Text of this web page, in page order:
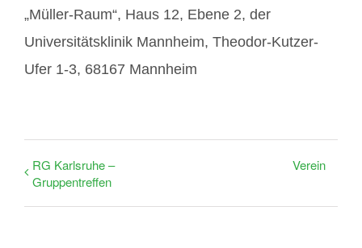
„Müller-Raum“, Haus 12, Ebene 2, der
Universitätsklinik Mannheim, Theodor-Kutzer-
Ufer 1-3, 68167 Mannheim
RG Karlsruhe –
Gruppentreffen
Verein